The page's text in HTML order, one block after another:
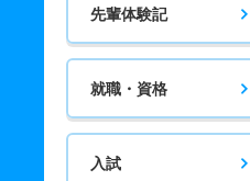
先輩体験記
就職・資格
入試